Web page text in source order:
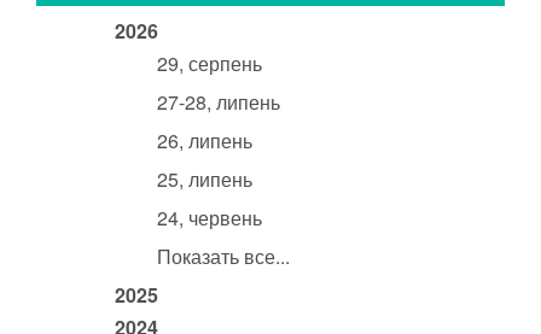
2026
29, серпень
27-28, липень
26, липень
25, липень
24, червень
Показать все...
2025
2024